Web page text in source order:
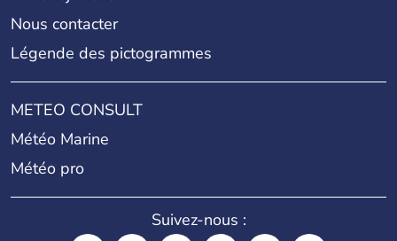
Nous contacter
Légende des pictogrammes
METEO CONSULT
Météo Marine
Météo pro
Suivez-nous :